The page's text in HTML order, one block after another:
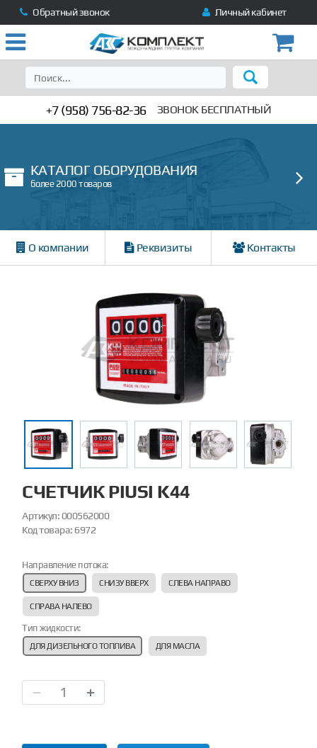
Обратный звонок Личный кабинет
+7 (958) 756-82-36 ЗВОНОК БЕСПЛАТНЫЙ
КАТАЛОГ ОБОРУДОВАНИЯ
более 2000 товаров
О компании Реквизиты Контакты
СЧЕТЧИК PIUSI K44
Артикул: 000562000
Код товара: 6972
Направление потока:
СВЕРХУ ВНИЗ СНИЗУ ВВЕРХ СЛЕВА НАПРАВО
СПРАВА НАЛЕВО
Тип жидкости:
ДЛЯ ДИЗЕЛЬНОГО ТОПЛИВА ДЛЯ МАСЛА